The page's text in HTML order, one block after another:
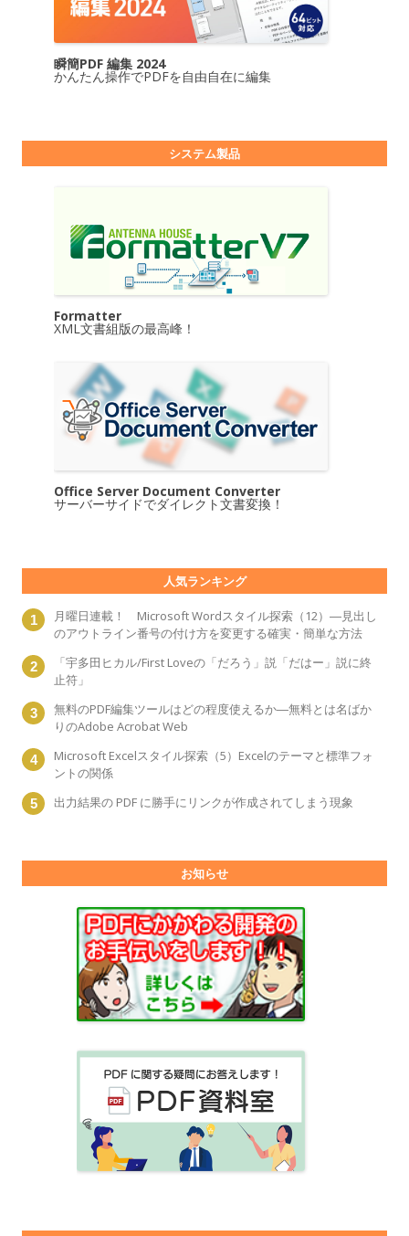
瞬簡PDF 編集 2024
かんたん操作でPDFを自由自在に編集
システム製品
Formatter
XML文書組版の最高峰！
Office Server Document Converter
サーバーサイドでダイレクト文書変換！
人気ランキング
月曜日連載！ Microsoft Wordスタイル探索（12）―見出し
のアウトライン番号の付け方を変更する確実・簡単な方法
「宇多田ヒカル/First Loveの「だろう」説「だはー」説に終
止符」
無料のPDF編集ツールはどの程度使えるか―無料とは名ばか
りのAdobe Acrobat Web
Microsoft Excelスタイル探索（5）Excelのテーマと標準フォ
ントの関係
出力結果の PDF に勝手にリンクが作成されてしまう現象
お知らせ